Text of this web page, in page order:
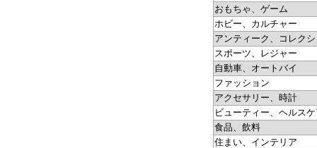
おもちゃ、ゲーム
ホビー、カルチャー
アンティーク、コレク
スポーツ、レジャー
自動車、オートバイ
ファッション
アクセサリー、時計
ビューティー、ヘルス
食品、飲料
住まい、インテリア